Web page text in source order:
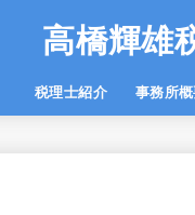
高橋輝雄
税理士紹介 事務所